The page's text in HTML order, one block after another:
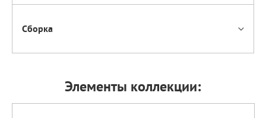
Сборка
Элементы коллекции: